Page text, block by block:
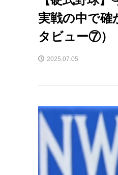
実戦の中で確
タビュー⑦）
2025.07.05